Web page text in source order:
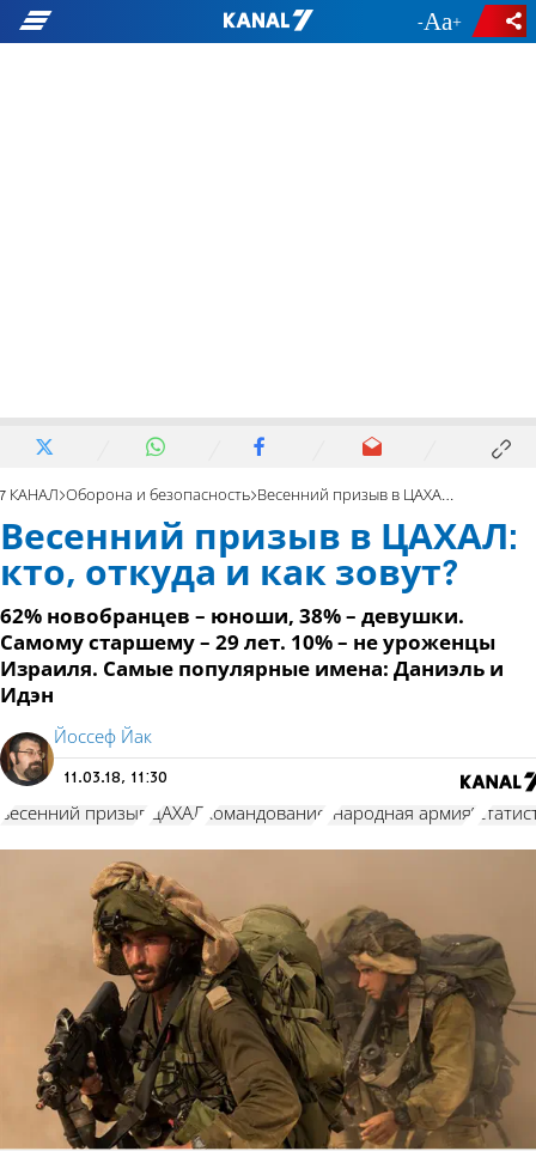
- +
7 КАНАЛ Оборона и безопасность Весенний призыв в ЦАХАЛ: кто, откуда и как зовут?
Весенний призыв в ЦАХАЛ:
кто, откуда и как зовут?
62% новобранцев – юноши, 38% – девушки.
Самому старшему – 29 лет. 10% – не уроженцы
Израиля. Самые популярные имена: Даниэль и
Идэн
Йоссеф Йак
11.03.18, 11:30
весенний призыв ЦАХАЛ командование "народная армия"